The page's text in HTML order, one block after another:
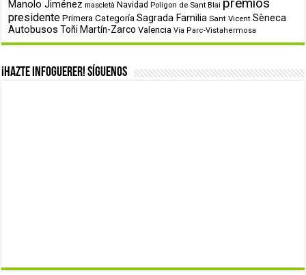
Manolo Jiménez mascletà Navidad Polígon de Sant Blai premios
presidente Primera Categoría Sagrada Familia Sant Vicent Sèneca
Autobusos Toñi Martín-Zarco Valencia Via Parc-Vistahermosa
¡Hazte infoguerer! Síguenos